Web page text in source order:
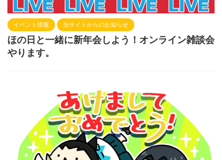
イベント情報 当サイトからのお知らせ
ほの日と一緒に新年会しよう！オンライン雑談会
やります。